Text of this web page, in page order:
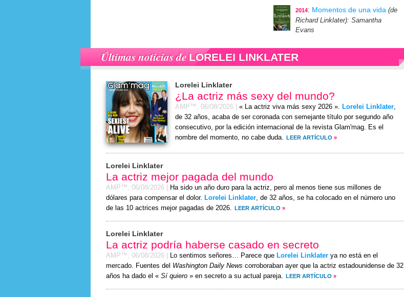
2014: Momentos de una vida (de
Richard Linklater): Samantha
Evans
Últimas noticias deLORELEI LINKLATER
Lorelei Linklater
¿La actriz más sexy del mundo?
AMP™, 06/08/2026 « La actriz viva más sexy 2026 ». Lorelei Linklater,
de 32 años, acaba de ser coronada con semejante título por segundo año
consecutivo, por la edición internacional de la revista Glam'mag. Es el
nombre del momento, no cabe duda. LEER ARTÍCULO »
Lorelei Linklater
La actriz mejor pagada del mundo
AMP™, 06/08/2026
Ha sido un año duro para la actriz, pero al menos tiene sus millones de
dólares para compensar el dolor. Lorelei Linklater, de 32 años, se ha colocado en el número uno
de las 10 actrices mejor pagadas de 2026. LEER ARTÍCULO »
Lorelei Linklater
La actriz podría haberse casado en secreto
AMP™, 06/08/2026 Lo sentimos señores… Parece que Lorelei Linklater ya no está en el
mercado. Fuentes del Washington Daily News corroboraban ayer que la actriz estadounidense de 32
años ha dado el « Sí quiero » en secreto a su actual pareja. LEER ARTÍCULO »